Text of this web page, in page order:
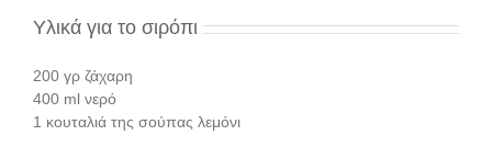
Υλικά για το σιρόπι
200 γρ ζάχαρη
400 ml νερό
1 κουταλιά της σούπας λεμόνι